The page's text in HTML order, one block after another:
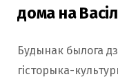
дома на
Будынак былога
гісторыка-